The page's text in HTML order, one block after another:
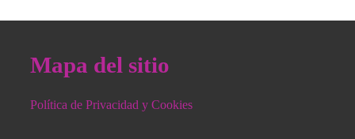
Mapa del sitio
Política de Privacidad y Cookies